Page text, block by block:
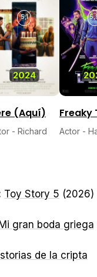
2024
5,1
(Aquí)
- Richard
Freaky
Actor -
Toy Story 5 (2026)
Mi gran boda griega
de la cripta